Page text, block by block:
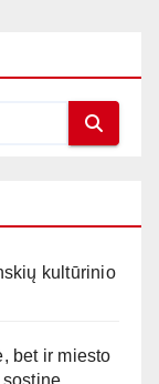
kultūrinio
bet ir miesto